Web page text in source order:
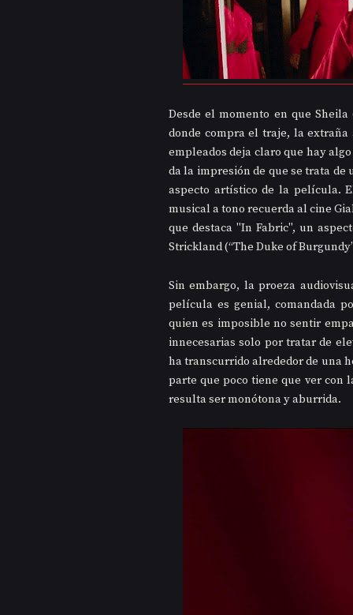
Desde el momento en que
donde compra el traje, la
empleados deja claro que hay
da la impresión de que se trata
aspecto artístico de la película.
musical a tono recuerda al cine
que destaca "In Fabric", un
Strickland (“The Duke of
Sin embargo, la proeza
película es genial, comandada
quien es imposible no sentir
innecesarias solo por tratar de
ha transcurrido alrededor de una
parte que poco tiene que ver con
resulta ser monótona y aburrida.